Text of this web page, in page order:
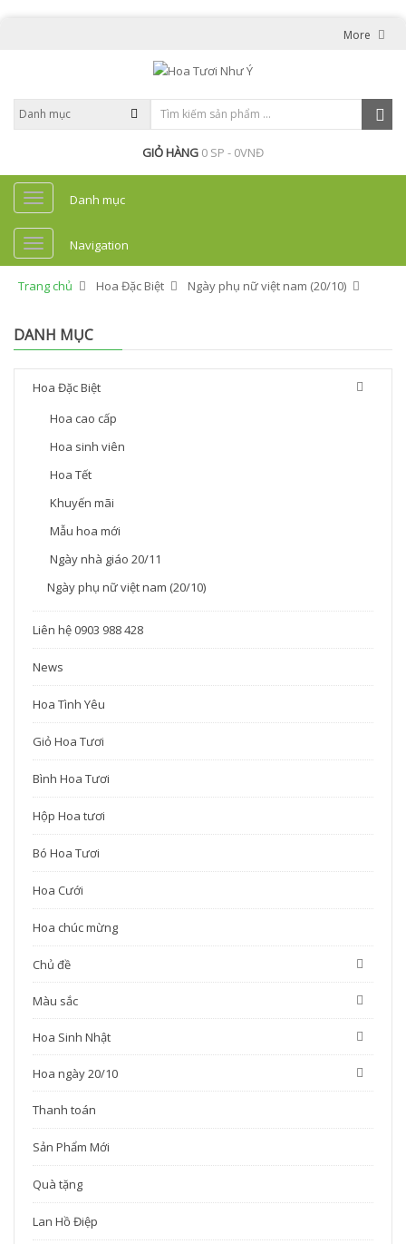
More
GIỎ HÀNG 0 SP - 0VNĐ
Danh mục
Navigation
Trang chủ Hoa Đặc Biệt Ngày phụ nữ việt nam (20/10)
DANH MỤC
Hoa Đặc Biệt
Hoa cao cấp
Hoa sinh viên
Hoa Tết
Khuyến mãi
Mẫu hoa mới
Ngày nhà giáo 20/11
Ngày phụ nữ việt nam (20/10)
Liên hệ 0903 988 428
News
Hoa Tình Yêu
Giỏ Hoa Tươi
Bình Hoa Tươi
Hộp Hoa tươi
Bó Hoa Tươi
Hoa Cưới
Hoa chúc mừng
Chủ đề
Màu sắc
Hoa Sinh Nhật
Hoa ngày 20/10
Thanh toán
Sản Phẩm Mới
Quà tặng
Lan Hồ Điệp